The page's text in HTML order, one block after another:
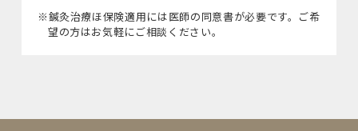
※鍼灸治療ほ保険適用には医師の同意書が必要です。ご希
望の方はお気軽にご相談ください。